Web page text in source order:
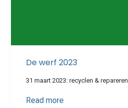
De werf 2023
31 maart 2023: recyclen & repareren
Read more